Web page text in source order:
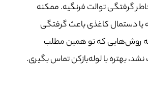
گرفتگی توالت فرنگیه. ممکنه
یا دستمال کاغذی باعث گرفتگی
روش‌هایی که تو همین مطلب
بهتره با لوله‌بازکن تماس بگیری.